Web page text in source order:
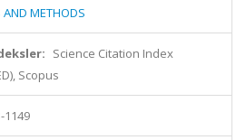
AND METHODS
Science Citation Index
Scopus
1149